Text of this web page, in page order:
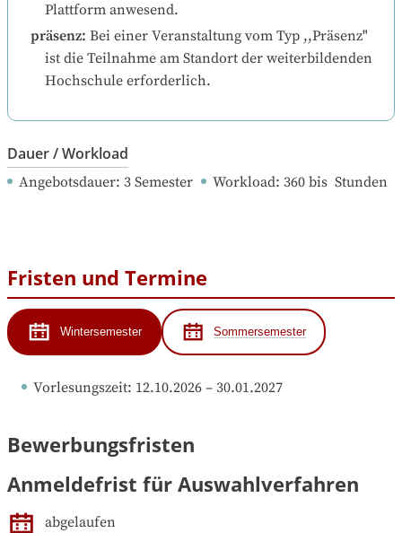
Plattform anwesend.
präsenz: Bei einer Veranstaltung vom Typ ,,Präsenz"
ist die Teilnahme am Standort der weiterbildenden
Hochschule erforderlich.
Dauer / Workload
Angebotsdauer: 3 Semester Workload: 360 bis Stunden
Fristen und Termine
Wintersemester Sommersemester
Vorlesungszeit: 12.10.2026 – 30.01.2027
Bewerbungsfristen
Anmeldefrist für Auswahlverfahren
abgelaufen